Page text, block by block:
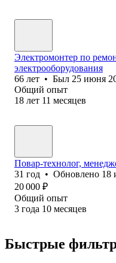
Электромонтер по
электрооборудования
66 лет • Был 25 июня
Общий опыт
18 лет 11 месяцев
Повар-технолог,
31 год • Обновлено 18
20 000 ₽
Общий опыт
3 года 10 месяцев
Быстрые